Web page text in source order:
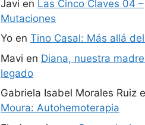
Javi en Las Cinco Claves 04 –
Mutaciones
Yo en Tino Casal: Más allá
Mavi en Diana, nuestra
legado
Gabriela Isabel Morales Ruiz
Moura: Autohemoterapia